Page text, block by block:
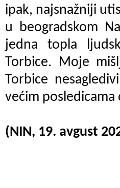
ipak, najsnažniji
u beogradskom
jedna topla
Torbice. Moje
Torbice
većim
(NIN, 19. avgust